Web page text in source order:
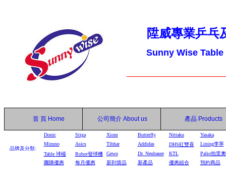
陞威專業乒乓
Sunny Wise
首 頁 Home 公司簡介 About us 產品 Products
品牌及分類:
Donic Stiga Xiom Butterfly Nittaku
Yasaka
Mizuno
Asics Tibhar Addidas DHS紅雙喜
Lining李寧
Table 球檯 Robot發球機 Gewo Dr. Neubauer KTL
Palio拍里奧
團購優惠
每月優惠 新到貨品 新產品 優惠組合 預約商品